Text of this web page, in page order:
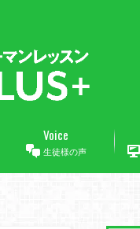
Voice
生徒様の声